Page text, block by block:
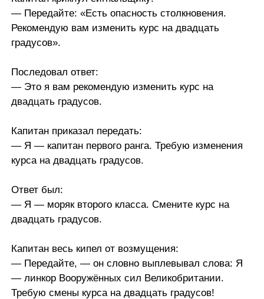
— Передайте: «Есть опасность столкновения.
Рекомендую вам изменить курс на двадцать
градусов».
Последовал ответ:
— Это я вам рекомендую изменить курс на
двадцать градусов.
Капитан приказал передать:
— Я — капитан первого ранга. Требую изменения
курса на двадцать градусов.
Ответ был:
— Я — моряк второго класса. Смените курс на
двадцать градусов.
Капитан весь кипел от возмущения:
— Передайте, — он словно выплевывал слова: Я
— линкор Вооружённых сил Великобритании.
Требую смены курса на двадцать градусов!